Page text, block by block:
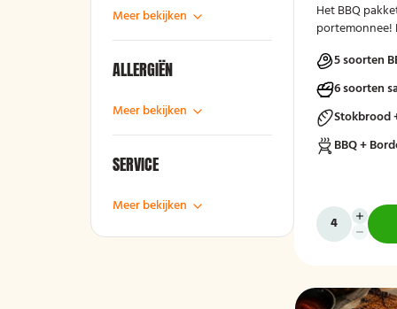
Meer bekijken
ALLERGIËN
Meer bekijken
SERVICE
Meer bekijken
Het BBQ
5 soorten
6 soorten
Stokbrood
BBQ +